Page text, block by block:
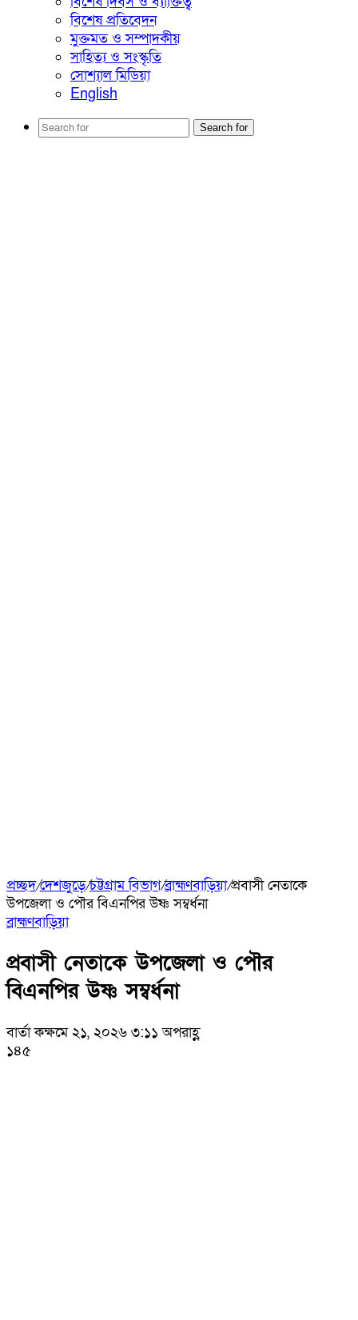
বিশেষ প্রতিবেদন
মুক্তমত ও সম্পাদকীয়
সাহিত্য ও সংস্কৃতি
সোশ্যাল মিডিয়া
English
Search for
প্রচ্ছদ/দেশজুড়ে/চট্টগ্রাম বিভাগ/ব্রাহ্মণবাড়িয়া/প্রবাসী নেতাকে
উপজেলা ও পৌর বিএনপির উষ্ণ সম্বর্ধনা
ব্রাহ্মণবাড়িয়া
প্রবাসী নেতাকে উপজেলা ও পৌর
বিএনপির উষ্ণ সম্বর্ধনা
বার্তা কক্ষমে ২১, ২০২৬ ৩:১১ অপরাহ্ণ
১৪৫